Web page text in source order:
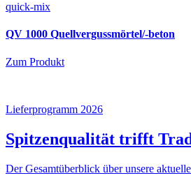
quick-mix
QV 1000 Quellvergussmörtel/-beton
Zum Produkt
Lieferprogramm 2026
Spitzenqualität trifft
Der Gesamtüberblick über unsere